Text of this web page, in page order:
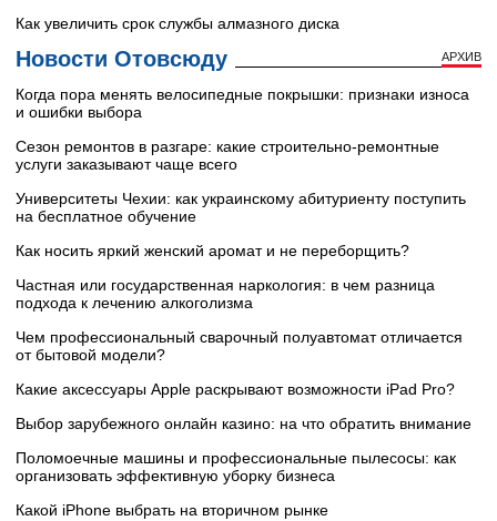
Как увеличить срок службы алмазного диска
Новости Отовсюду АРХИВ
Когда пора менять велосипедные покрышки: признаки износа
и ошибки выбора
Сезон ремонтов в разгаре: какие строительно-ремонтные
услуги заказывают чаще всего
Университеты Чехии: как украинскому абитуриенту поступить
на бесплатное обучение
Как носить яркий женский аромат и не переборщить?
Частная или государственная наркология: в чем разница
подхода к лечению алкоголизма
Чем профессиональный сварочный полуавтомат отличается
от бытовой модели?
Какие аксессуары Apple раскрывают возможности iPad Pro?
Выбор зарубежного онлайн казино: на что обратить внимание
Поломоечные машины и профессиональные пылесосы: как
организовать эффективную уборку бизнеса
Какой iPhone выбрать на вторичном рынке